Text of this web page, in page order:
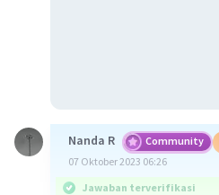
Nanda R Community
07 Oktober 2023 06:26
Jawaban terverifikasi